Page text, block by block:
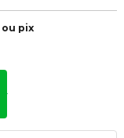
pix